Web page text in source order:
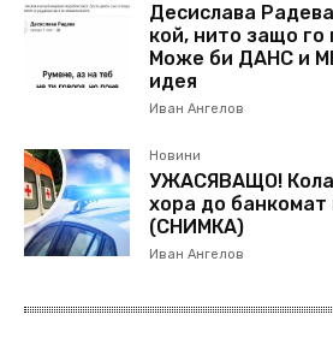
Десислава
кой, нито защо го
Може би ДАНС и
идея
Иван Ангелов
Новини
УЖАСЯВАЩО! Кола
хора до банкомат
(СНИМКА)
Иван Ангелов